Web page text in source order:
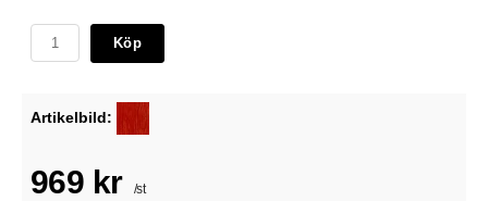
Köp
Artikelbild:
969 kr /st